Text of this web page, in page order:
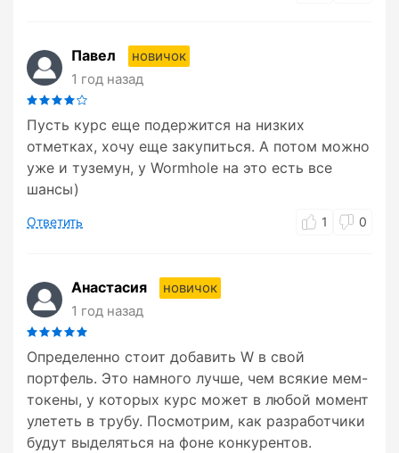
Павел
новичок
1 год назад
Пусть курс еще подержится на низких
отметках, хочу еще закупиться. А потом можно
уже и туземун, у Wormhole на это есть все
шансы)
Ответить 1 0
Анастасия
новичок
1 год назад
Определенно стоит добавить W в свой
портфель. Это намного лучше, чем всякие мем-
токены, у которых курс может в любой момент
улететь в трубу. Посмотрим, как разработчики
будут выделяться на фоне конкурентов.